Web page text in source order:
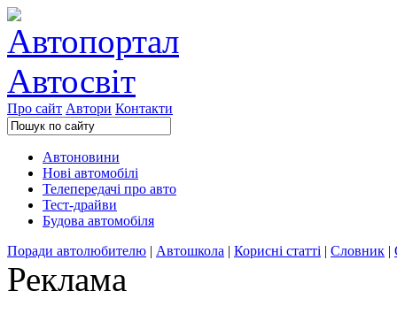
Про сайт Автори Контакти
Автоновини
Нові автомобілі
Телепередачі про авто
Тест-драйви
Будова автомобіля
Поради автолюбителю | Автошкола | Корисні статті | Словник |
Реклама